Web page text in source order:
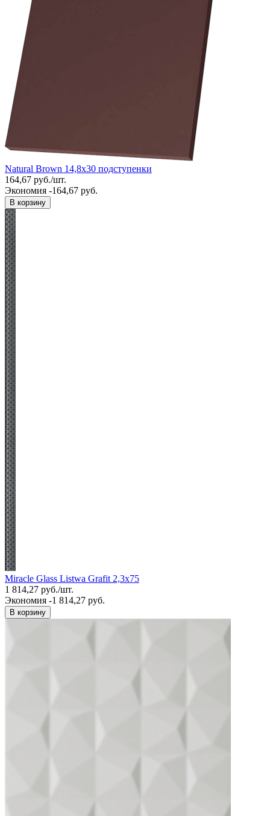
Natural Brown 14,8x30 подступенки
164,67 руб./шт.
Экономия -164,67 руб.
В корзину
Miracle Glass Listwa Grafit 2,3x75
1 814,27 руб./шт.
Экономия -1 814,27 руб.
В корзину